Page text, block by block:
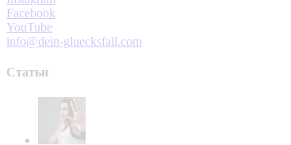
Facebook
YouTube
info@dein-gluecksfall.com
Статьи